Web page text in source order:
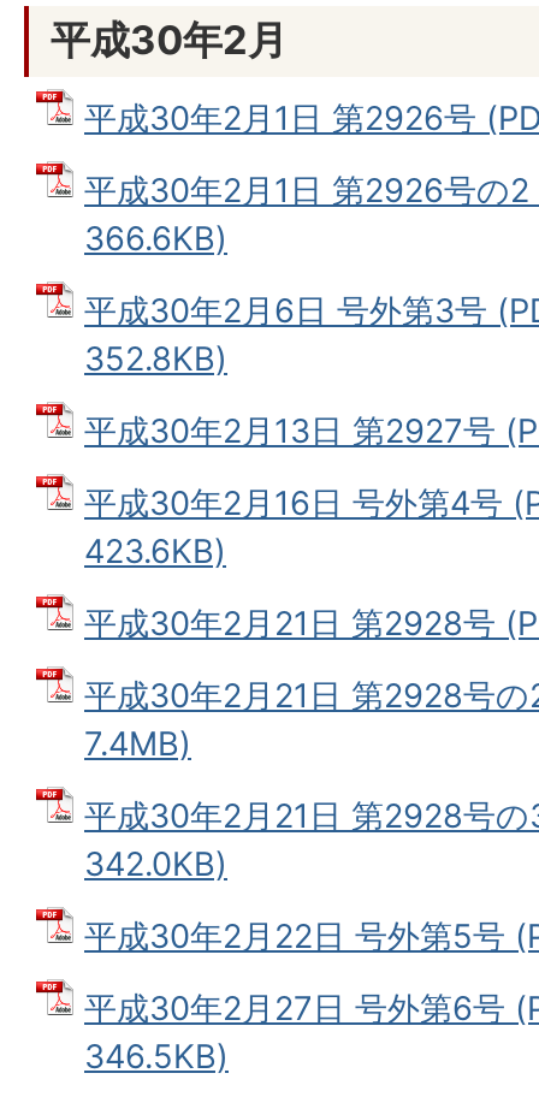
平成30年2月
平成30年2月1日 第2926号
平成30年2月1日 第2926号の
366.6KB)
平成30年2月6日 号外第3号
352.8KB)
平成30年2月13日 第2927号
平成30年2月16日 号外第4号
423.6KB)
平成30年2月21日 第2928号
平成30年2月21日 第2928号
7.4MB)
平成30年2月21日 第2928号
342.0KB)
平成30年2月22日 号外第5号
平成30年2月27日 号外第6号
346.5KB)